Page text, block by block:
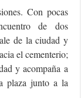
Con pocas
de dos
de la ciudad y
el cementerio;
y acompaña a
plaza junto a la